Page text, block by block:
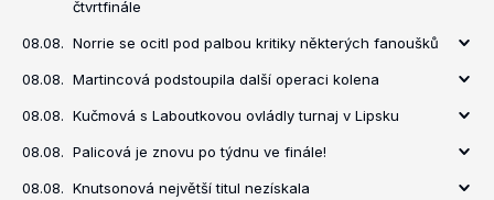
čtvrtfinále
08.08. Norrie se ocitl pod palbou kritiky některých fanoušků
08.08. Martincová podstoupila další operaci kolena
08.08. Kučmová s Laboutkovou ovládly turnaj v Lipsku
08.08. Palicová je znovu po týdnu ve finále!
08.08. Knutsonová největší titul nezískala